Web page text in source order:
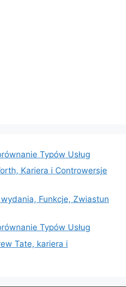
Typów Usług
Kariera i Controwersje
Funkcje, Zwiastun
Typów Usług
Tate, kariera i